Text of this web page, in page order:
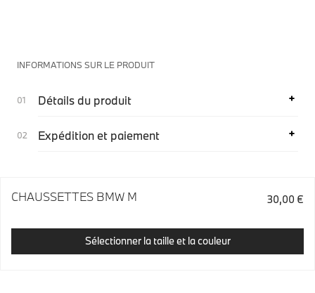
INFORMATIONS SUR LE PRODUIT
Détails du produit
Expédition et paiement
CHAUSSETTES BMW M 30,00 €
Sélectionner la taille et la couleur